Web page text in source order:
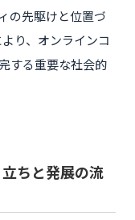
の先駆けと位置づ
り、オンラインコ
する重要な社会的
ちと発展の流